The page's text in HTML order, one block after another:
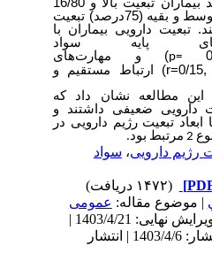
درصد دارای تبعیت متوسط و بقیه (75درصد) تبعیت
دارویی بیماران با
پایه سواد
p=) و مهارت‌های
) ارتباط مستقیم و
مطالعه نشان داد که
دارویی ضعیفی داشتند و
تبعیت رژیم دارویی در
دارویی،سواد
مقاله:عمومى
دریافت: 1402/10/6 | ویرایش نهایی: 1403/4/21 |
پذیرش: 1403/2/5 | انتشار: 1403/4/6 | انتشار